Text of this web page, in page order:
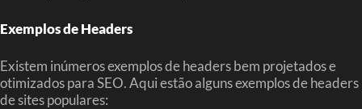
Exemplos de Headers
Existem inúmeros exemplos de headers bem projetados e
otimizados para SEO. Aqui estão alguns exemplos de headers
de sites populares: